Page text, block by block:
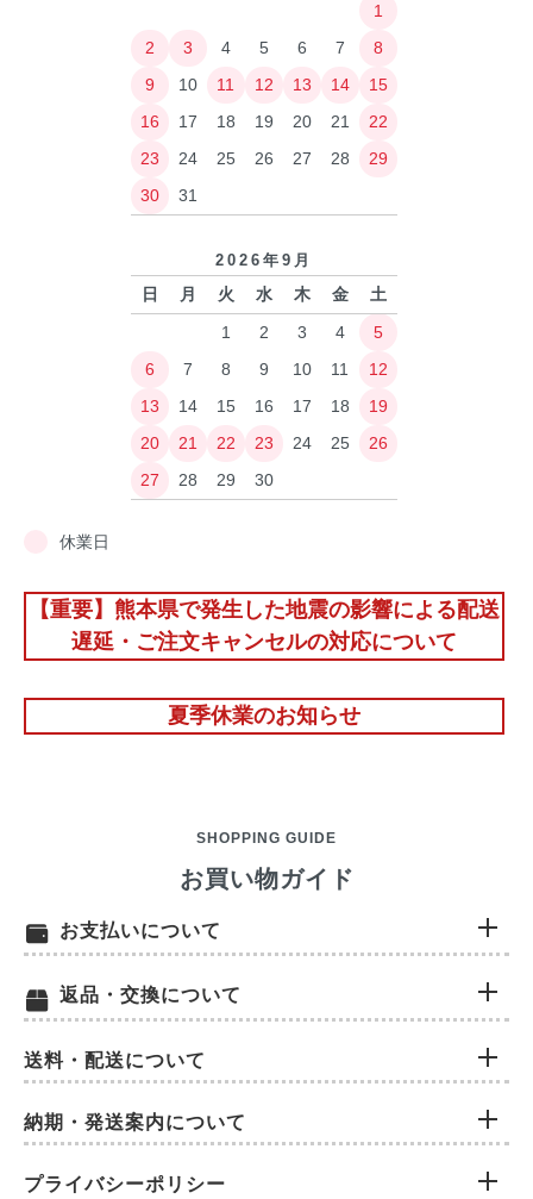
1
2
3 4 5 6 7
8
9
10 11 12 13 14
15
16
17 18 19 20 21
22
23
24 25 26 27 28
29
30
31
2026年9月
日 月 火 水 木 金
土
1
2 3 4
5
6
7 8 9 10 11
12
13
14 15 16 17 18
19
20
21 22 23 24 25
26
27
28 29 30
休業日
【重要】熊本県で発生した地震の影響による配送
遅延・ご注文キャンセルの対応について
夏季休業のお知らせ
SHOPPING GUIDE
お買い物ガイド
お支払いについて
返品・交換について
送料・配送について
納期・発送案内について
プライバシーポリシー